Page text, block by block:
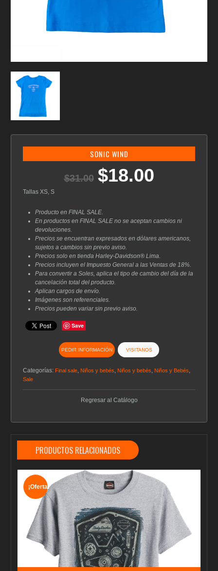
SONIC WIND
$31.00 El
precio
$31.00.
$18.00El
Tallas XS, S
Producto en FINAL SALE.
En productos en FINAL SALE no se aceptan cambios ni
devoluciones.
Precios se encuentran expresados en dólares americanos,
sujetos a cambios sin previo aviso.
Precios solo en tienda Harley-Davidson® Lima.
Precios incluyen el Impuesto General a las Ventas de 18%.
Para convertir a Soles, aplica el tipo de cambio del día de la
cancelación total del producto.
Aplican cargos de envío.
Imágenes son referenciales.
Precios pueden variar sin previo aviso.
Save
PEDIR INFORMACIÓN VISITANOS
Categorías: Final sale, Niños y bebés, Niños y bebés, Niños y Bebés,
Sale
Regresar al Catálogo
PRODUCTOS RELACIONADOS
¡Oferta!